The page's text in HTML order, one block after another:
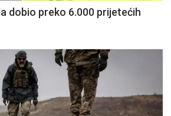
dobio preko 6.000 prijetećih